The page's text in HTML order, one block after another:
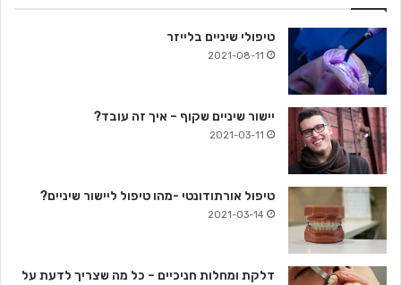
טיפולי שיניים בלייזר
2021-08-11
יישור שיניים שקוף – איך זה עובד?
2021-03-11
טיפול אורתודונטי -מהו טיפול ליישור שיניים?
2021-03-14
דלקת ומחלות חניכיים – כל מה שצריך לדעת על